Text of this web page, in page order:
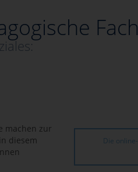
Die
machen zur
diesem